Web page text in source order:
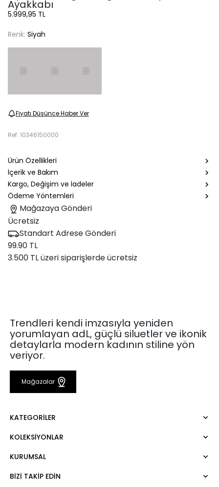
Ayakkabı
5.999,95 TL
Renk: Siyah
Fiyatı Düşünce Haber Ver
Ref. 10346150000
Ürün Özellikleri
İçerik ve Bakım
Kargo, Değişim ve İadeler
Ödeme Yöntemleri
Mağazaya Gönderi
Ücretsiz
Standart Adrese Gönderi
99.90 TL
3.500 TL üzeri siparişlerde ücretsiz
Trendleri kendi imzasıyla yeniden
yorumlayan adL, güçlü siluetler ve ikonik
detaylarla modern kadının stiline yön
veriyor.
Mağazalar
KATEGORILER
Elbise
Pantolon
KOLEKSIYONLAR
Mert Aslan
Night Zoom
KURUMSAL
Hakkımızda
BIZI TAKIP EDIN